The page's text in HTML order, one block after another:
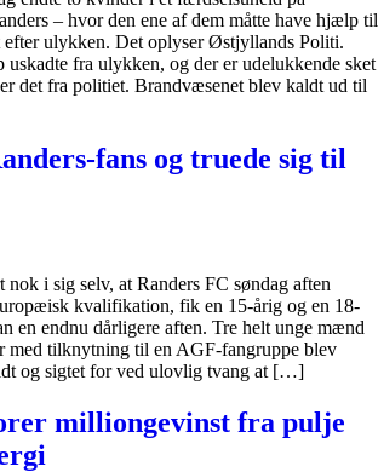
– hvor den ene af dem måtte have hjælp til
efter ulykken. Det oplyser Østjyllands Politi.
uskadte fra ulykken, og der er udelukkende sket
det fra politiet. Brandvæsenet blev kaldt ud til
fans og truede sig til
nok i sig selv, at Randers FC søndag aften
kvalifikation, fik en 15-årig og en 18-
en endnu dårligere aften. Tre helt unge mænd
med tilknytning til en AGF-fangruppe blev
og sigtet for ved ulovlig tvang at […]
milliongevinst fra pulje